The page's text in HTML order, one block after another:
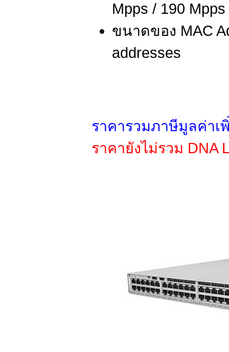
Mpps / 190
ขนาดของ MAC
addresses
ราคารวมภาษีมูลค่าเ
ราคายังไม่รวม DNA